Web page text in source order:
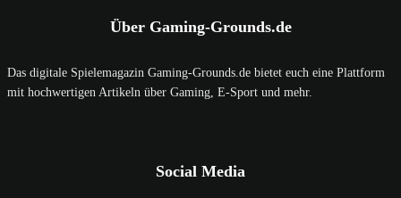
Über Gaming-Grounds.de
Das digitale Spielemagazin Gaming-Grounds.de bietet euch eine Plattform
mit hochwertigen Artikeln über Gaming, E-Sport und mehr.
Social Media